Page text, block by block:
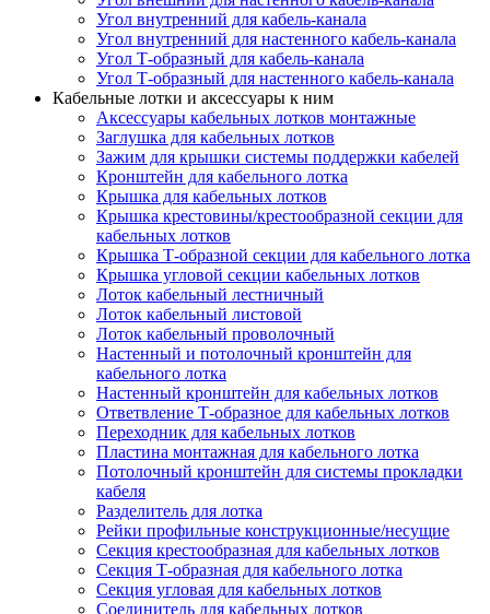
Угол внутренний для кабель-канала
Угол внутренний для настенного кабель-канала
Угол Т-образный для кабель-канала
Угол Т-образный для настенного кабель-канала
Кабельные лотки и аксессуары к ним
Аксессуары кабельных лотков монтажные
Заглушка для кабельных лотков
Зажим для крышки системы поддержки кабелей
Кронштейн для кабельного лотка
Крышка для кабельных лотков
Крышка крестовины/крестообразной секции для
кабельных лотков
Крышка Т-образной секции для кабельного лотка
Крышка угловой секции кабельных лотков
Лоток кабельный лестничный
Лоток кабельный листовой
Лоток кабельный проволочный
Настенный и потолочный кронштейн для
кабельного лотка
Настенный кронштейн для кабельных лотков
Ответвление Т-образное для кабельных лотков
Переходник для кабельных лотков
Пластина монтажная для кабельного лотка
Потолочный кронштейн для системы прокладки
кабеля
Разделитель для лотка
Рейки профильные конструкционные/несущие
Секция крестообразная для кабельных лотков
Секция Т-образная для кабельного лотка
Секция угловая для кабельных лотков
Соединитель для кабельных лотков